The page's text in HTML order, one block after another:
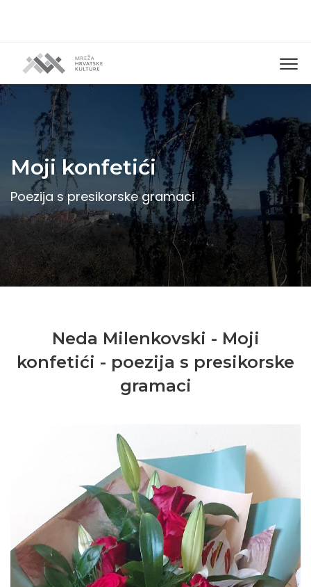
Moji konfetići
Poezija s presikorske gramaci
Neda Milenkovski - Moji
konfetići - poezija s presikorske
gramaci